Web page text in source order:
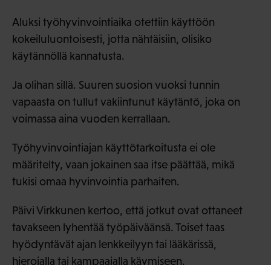
Aluksi työhyvinvointiaika otettiin käyttöön
kokeiluluontoisesti, jotta nähtäisiin, olisiko
käytännöllä kannatusta.
Ja olihan sillä. Suuren suosion vuoksi tunnin
vapaasta on tullut vakiintunut käytäntö, joka on
voimassa aina vuoden kerrallaan.
Työhyvinvointiajan käyttötarkoitusta ei ole
määritelty, vaan jokainen saa itse päättää, mikä
tukisi omaa hyvinvointia parhaiten.
Päivi Virkkunen kertoo, että jotkut ovat ottaneet
tavakseen lyhentää työpäiväänsä. Toiset taas
hyödyntävät ajan lenkkeilyyn tai lääkärissä,
hierojalla tai kampaajalla käymiseen.